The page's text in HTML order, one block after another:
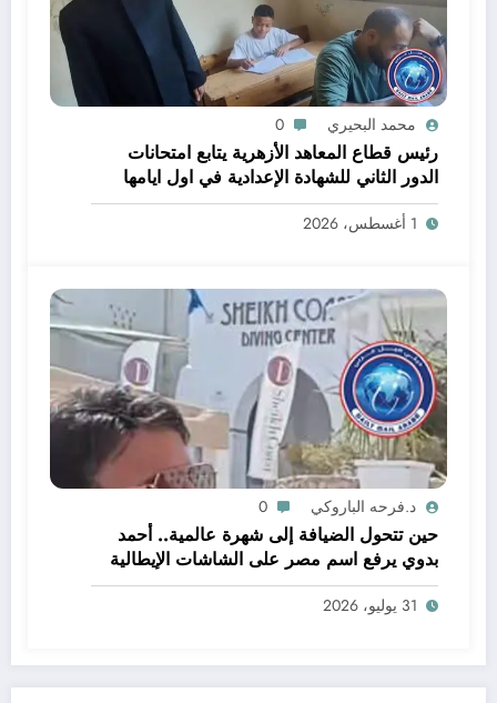
محمد البحيري 0
رئيس قطاع المعاهد الأزهرية يتابع امتحانات
الدور الثاني للشهادة الإعدادية في اول ايامها
1 أغسطس، 2026
د.فرحه الباروكي 0
حين تتحول الضيافة إلى شهرة عالمية.. أحمد
بدوي يرفع اسم مصر على الشاشات الإيطالية
31 يوليو، 2026